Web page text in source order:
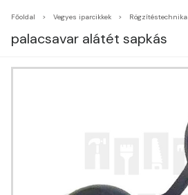
Főoldal Vegyes iparcikkek Rögzítéstechnika
palacsavar alátét sapkás